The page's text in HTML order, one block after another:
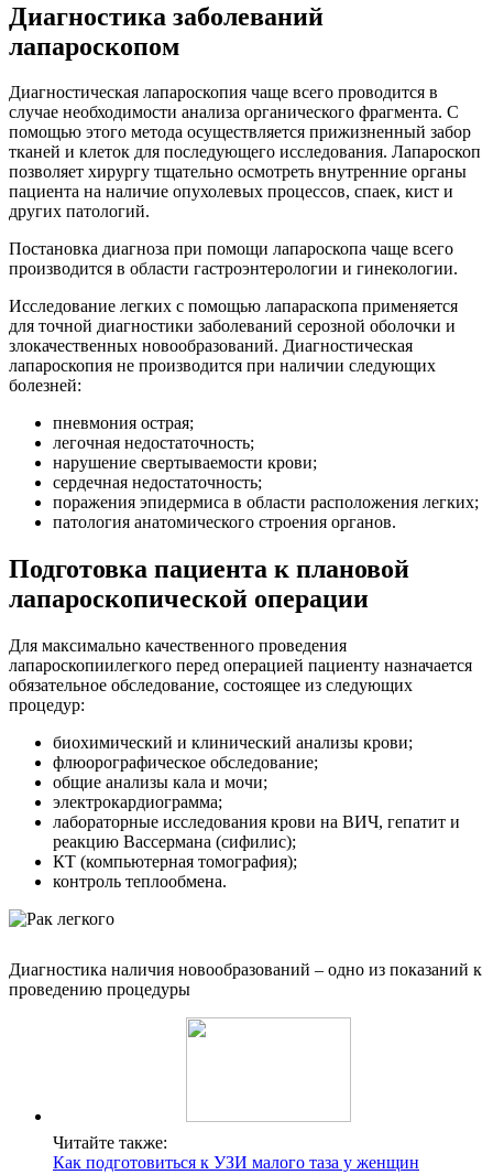
Диагностика заболеваний
лапароскопом
Диагностическая лапароскопия чаще всего проводится в
случае необходимости анализа органического фрагмента. С
помощью этого метода осуществляется прижизненный забор
тканей и клеток для последующего исследования. Лапароскоп
позволяет хирургу тщательно осмотреть внутренние органы
пациента на наличие опухолевых процессов, спаек, кист и
других патологий.
Постановка диагноза при помощи лапароскопа чаще всего
производится в области гастроэнтерологии и гинекологии.
Исследование легких с помощью лапараскопа применяется
для точной диагностики заболеваний серозной оболочки и
злокачественных новообразований. Диагностическая
лапароскопия не производится при наличии следующих
болезней:
пневмония острая;
легочная недостаточность;
нарушение свертываемости крови;
сердечная недостаточность;
поражения эпидермиса в области расположения легких;
патология анатомического строения органов.
Подготовка пациента к плановой
лапароскопической операции
Для максимально качественного проведения
лапароскопиилегкого перед операцией пациенту назначается
обязательное обследование, состоящее из следующих
процедур:
биохимический и клинический анализы крови;
флюорографическое обследование;
общие анализы кала и мочи;
электрокардиограмма;
лабораторные исследования крови на ВИЧ, гепатит и
реакцию Вассермана (сифилис);
КТ (компьютерная томография);
контроль теплообмена.
Диагностика наличия новообразований – одно из показаний к
проведению процедуры
Читайте также:
Как подготовиться к УЗИ малого таза у женщин